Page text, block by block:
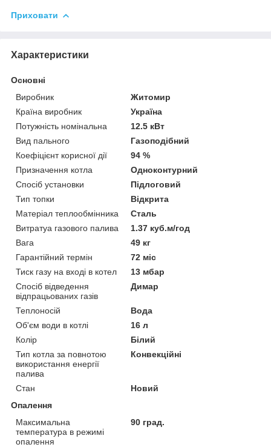
Приховати
Характеристики
Основні
Виробник
Житомир
Країна виробник
Україна
Потужність номінальна
12.5 кВт
Вид пального
Газоподібний
Коефіцієнт корисної дії
94 %
Призначення котла
Одноконтурний
Спосіб установки
Підлоговий
Тип топки
Відкрита
Матеріал теплообмінника
Сталь
Витратуа газового палива
1.37 куб.м/год
Вага
49 кг
Гарантійний термін
72 міс
Тиск газу на вході в котел
13 мбар
Спосіб відведення
відпрацьованих газів
Димар
Теплоносій
Вода
Об'єм води в котлі
16 л
Колір
Білий
Тип котла за повнотою
використання енергії
палива
Конвекційні
Стан
Новий
Опалення
Максимальна
температура в режимі
опалення
90 град.